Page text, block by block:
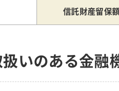
信託財産留保
いのある金融